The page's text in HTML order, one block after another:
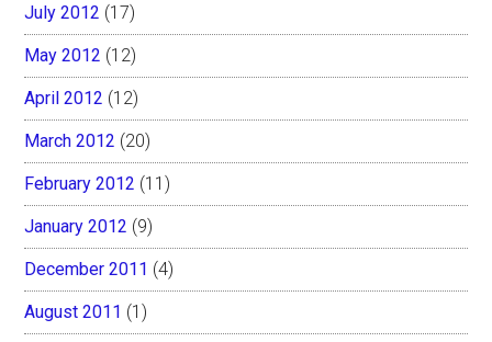
July 2012 (17)
May 2012 (12)
April 2012 (12)
March 2012 (20)
February 2012 (11)
January 2012 (9)
December 2011 (4)
August 2011 (1)